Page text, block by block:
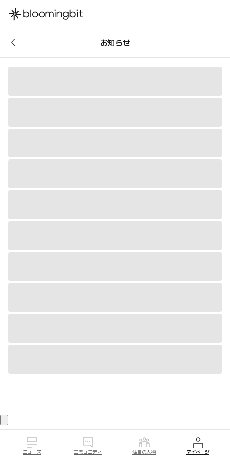
English
お知らせ
ニュース コミュニティ 注目の人物 マイページ